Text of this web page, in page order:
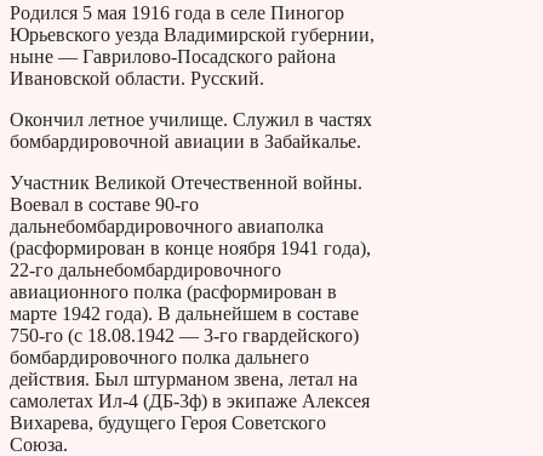
Родился 5 мая 1916 года в селе Пиногор
Юрьевского уезда Владимирской губернии,
ныне — Гаврилово-Посадского района
Ивановской области. Русский.
Окончил летное училище. Служил в частях
бомбардировочной авиации в Забайкалье.
Участник Великой Отечественной войны.
Воевал в составе 90-го
дальнебомбардировочного авиаполка
(расформирован в конце ноября 1941 года),
22-го дальнебомбардировочного
авиационного полка (расформирован в
марте 1942 года). В дальнейшем в составе
750-го (с 18.08.1942 — 3-го гвардейского)
бомбардировочного полка дальнего
действия. Был штурманом звена, летал на
самолетах Ил-4 (ДБ-3ф) в экипаже Алексея
Вихарева, будущего Героя Советского
Союза.